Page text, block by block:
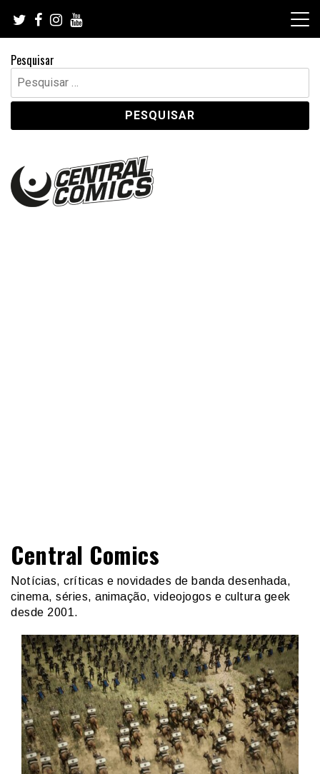
content
Pesquisar
Pesquisar
por:
Central Comics
Notícias, críticas e novidades de banda desenhada,
cinema, séries, animação, videojogos e cultura geek
desde 2001.